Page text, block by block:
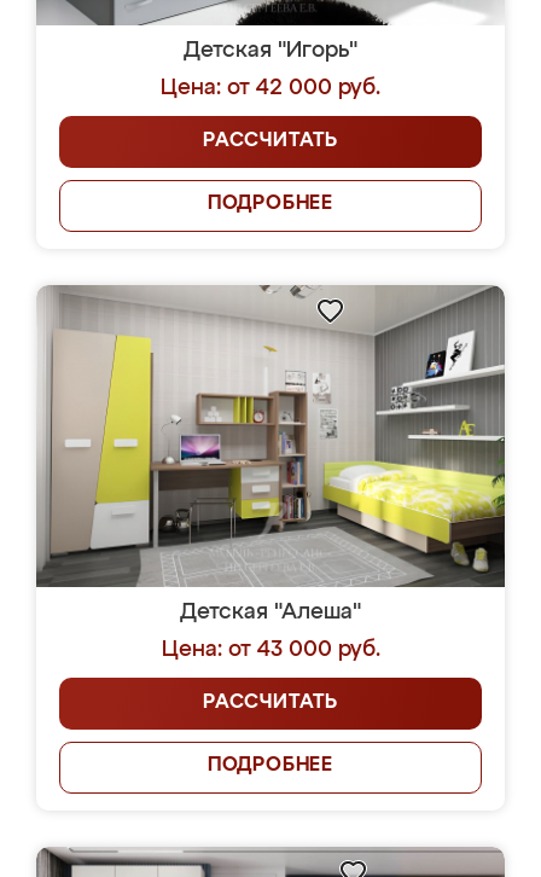
Детская "Игорь"
Цена: от 42 000 руб.
РАССЧИТАТЬ
ПОДРОБНЕЕ
Детская "Алеша"
Цена: от 43 000 руб.
РАССЧИТАТЬ
ПОДРОБНЕЕ